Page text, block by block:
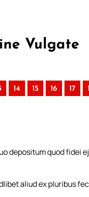
Vulgate
14 15 16 17
depositum quod fidei
aliud ex pluribus